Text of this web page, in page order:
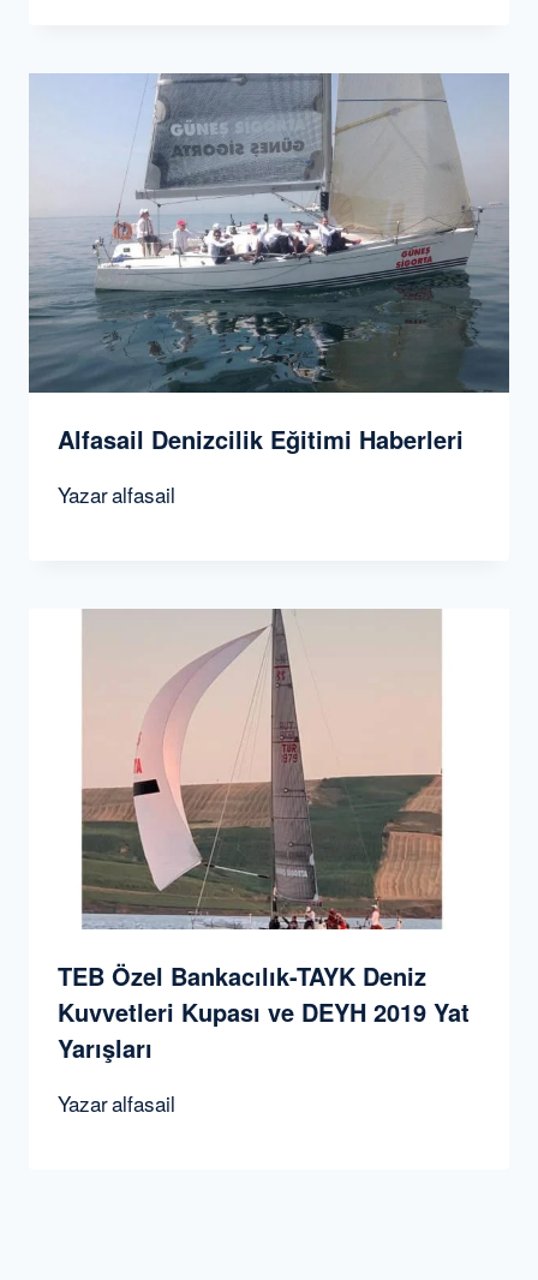
Alfasail Denizcilik Eğitimi Haberleri
Yazaralfasail
TEB Özel Bankacılık-TAYK Deniz
Kuvvetleri Kupası ve DEYH 2019 Yat
Yarışları
Yazaralfasail